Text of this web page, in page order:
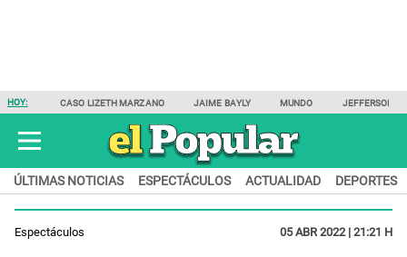
HOY: CASO LIZETH MARZANO JAIME BAYLY MUNDO JEFFERSON
ÚLTIMAS NOTICIAS ESPECTÁCULOS ACTUALIDAD DEPORTES
Espectáculos 05 ABR 2022 | 21:21 H